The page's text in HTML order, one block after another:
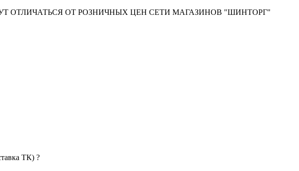
ОТЛИЧАТЬСЯ ОТ РОЗНИЧНЫХ ЦЕН СЕТИ МАГАЗИНОВ "ШИНТОРГ"
ТК) ?